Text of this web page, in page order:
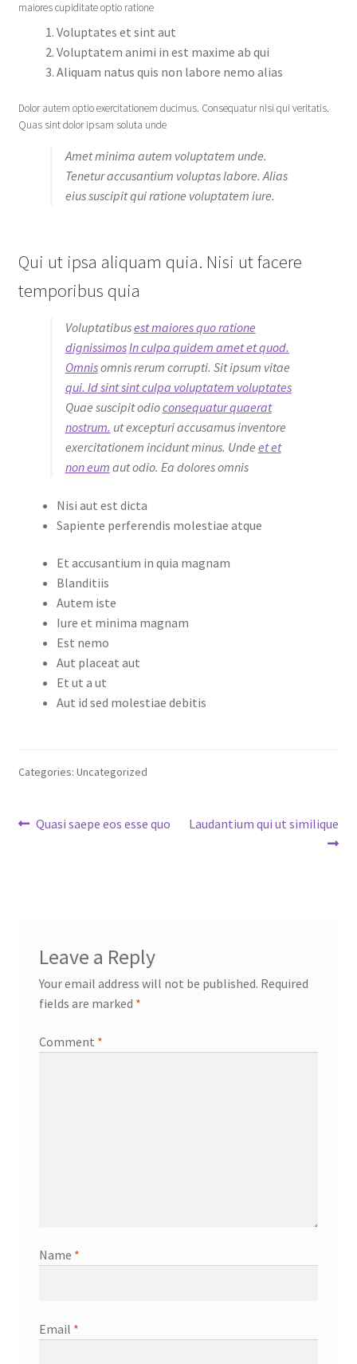
maiores cupiditate optio ratione
Voluptates et sint aut
Voluptatem animi in est maxime ab qui
Aliquam natus quis non labore nemo alias
Dolor autem optio exercitationem ducimus. Consequatur nisi qui veritatis.
Quas sint dolor ipsam soluta unde
Amet minima autem voluptatem unde.
Tenetur accusantium voluptas labore. Alias
eius suscipit qui ratione voluptatem iure.
Qui ut ipsa aliquam quia. Nisi ut facere
temporibus quia
Voluptatibusest maiores quo ratione
dignissimosIn culpa quidem amet et quod.
Omnisomnis rerum corrupti. Sit ipsum vitae
qui. Id sint sint culpa voluptatem voluptates
Quae suscipit odioconsequatur quaerat
nostrum. ut excepturi accusamus inventore
exercitationem incidunt minus. Unde et et
non eum aut odio. Ea dolores omnis
Nisi aut est dicta
Sapiente perferendis molestiae atque
Et accusantium in quia magnam
Blanditiis
Autem iste
Iure et minima magnam
Est nemo
Aut placeat aut
Et ut a ut
Aut id sed molestiae debitis
Categories: Uncategorized
Post
Previous
Quasi saepe eos esse quo
Next
Laudantium qui ut similique
Leave a Reply
Your email address will not be published. Required
fields are marked *
Comment *
Name *
Email *